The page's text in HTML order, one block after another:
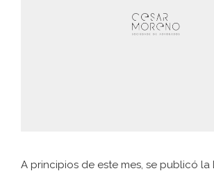
A principios de este mes, se publicó la